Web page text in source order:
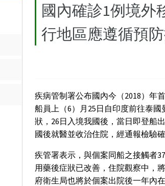
國內確診1例境外
行地區應遵循預
疾病管制署公布國內今（2018）年
船員上（6）月25日自印度前往泰
狀，26日入境我國後，當日即登船
國後就醫並收治住院，經通報檢驗
疾管署表示，與個案同船之接觸者
用藥後症狀已改善，住院觀察中，
府衛生局也將於個案出院後一年內